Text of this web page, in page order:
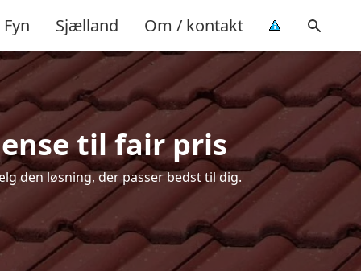
Fyn Sjælland Om / kontakt
til fair pris
den løsning, der passer bedst til dig.